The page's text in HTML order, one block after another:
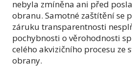
nebyla zmíněna ani před
obranu. Samotné zaštítění se
záruku transparentnosti
pochybnosti o věrohodnosti
celého akvizičního procesu ze
obrany.